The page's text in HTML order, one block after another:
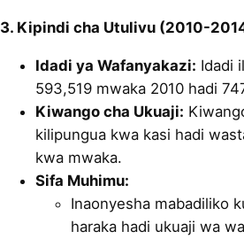
3. Kipindi cha Utulivu (2010-
Idadi ya Wafanyakazi: Idadi
593,519 mwaka 2010 hadi
Kiwango cha Ukuaji:
kilipungua kwa kasi hadi
kwa mwaka.
Sifa Muhimu:
Inaonyesha mabadiliko
haraka hadi ukuaji wa